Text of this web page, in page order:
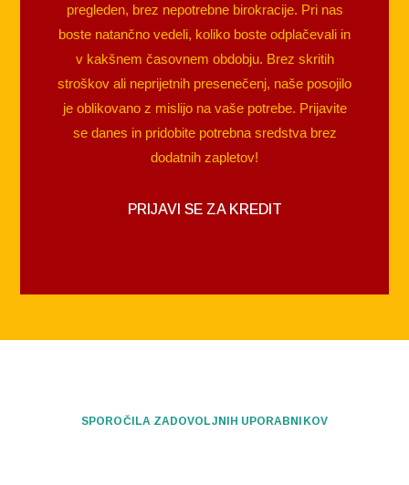
pregleden, brez nepotrebne birokracije. Pri nas
boste natančno vedeli, koliko boste odplačevali in
v kakšnem časovnem obdobju. Brez skritih
stroškov ali neprijetnih presenečenj, naše posojilo
je oblikovano z mislijo na vaše potrebe. Prijavite
se danes in pridobite potrebna sredstva brez
dodatnih zapletov!
PRIJAVI SE ZA KREDIT
SPOROČILA ZADOVOLJNIH UPORABNIKOV